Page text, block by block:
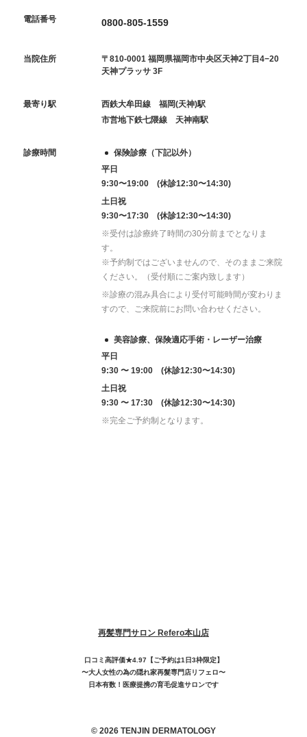
電話番号 0800-805-1559
当院住所
〒810-0001 福岡県福岡市中央区天神2丁目4−20
天神プラッサ 3F
最寄り駅
西鉄大牟田線 福岡(天神)駅
市営地下鉄七隈線 天神南駅
診療時間
保険診療（下記以外）
平日
9:30〜19:00 (休診12:30〜14:30)
土日祝
9:30〜17:30 (休診12:30〜14:30)
※受付は診療終了時間の30分前までとなりま
す。
※予約制ではございませんので、そのままご来院
ください。（受付順にご案内致します）
※診療の混み具合により受付可能時間が変わりま
すので、ご来院前にお問い合わせください。
美容診療、保険適応手術・レーザー治療
平日
9:30 〜 19:00 (休診12:30〜14:30)
土日祝
9:30 〜 17:30 (休診12:30〜14:30)
※完全ご予約制となります。
再髪専門サロン Refero本山店
口コミ高評価★4.97【ご予約は1日3枠限定】
〜大人女性の為の隠れ家再髮専門店リフェロ〜
日本有数！医療提携の育毛促進サロンです
© 2026 TENJIN DERMATOLOGY